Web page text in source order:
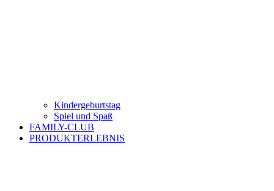
Kindergeburtstag
Spiel und Spaß
FAMILY-CLUB
PRODUKTERLEBNIS